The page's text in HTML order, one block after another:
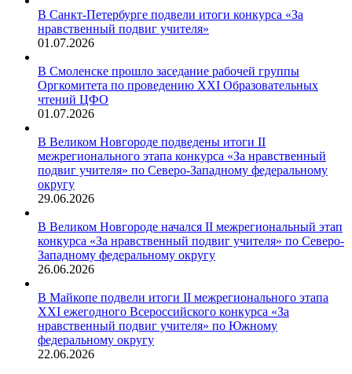
В Санкт-Петербурге подвели итоги конкурса «За
нравственный подвиг учителя»
01.07.2026
В Смоленске прошло заседание рабочей группы
Оргкомитета по проведению XXI Образовательных
чтений ЦФО
01.07.2026
В Великом Новгороде подведены итоги II
межрегионального этапа конкурса «За нравственный
подвиг учителя» по Северо-Западному федеральному
округу
29.06.2026
В Великом Новгороде начался II межрегиональный этап
конкурса «За нравственный подвиг учителя» по Северо-
Западному федеральному округу
26.06.2026
В Майкопе подвели итоги II межрегионального этапа
XXI ежегодного Всероссийского конкурса «За
нравственный подвиг учителя» по Южному
федеральному округу
22.06.2026